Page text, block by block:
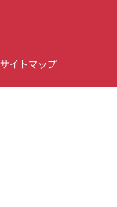
サイトマップ